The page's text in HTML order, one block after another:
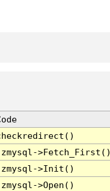
>Init()
>Open()